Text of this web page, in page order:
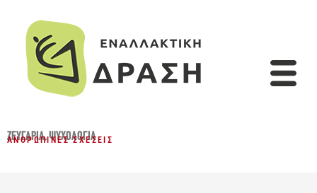
ΖΕΥΓΆΡΙΑ,ΨΥΧΟΛΟΓΊΑ
ΑΝΘΡΏΠΙΝΕΣ ΣΧΈΣΕΙΣ